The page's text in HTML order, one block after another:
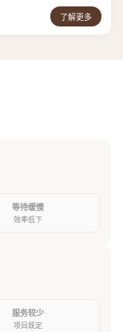
了解更多
等待缓慢
效率低下
服务较少
项目既定